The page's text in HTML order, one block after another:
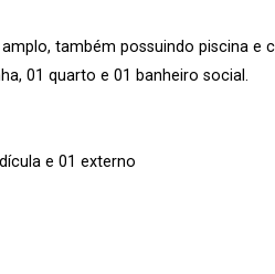
também possuindo piscina e
01 quarto e 01 banheiro social.
e 01 externo